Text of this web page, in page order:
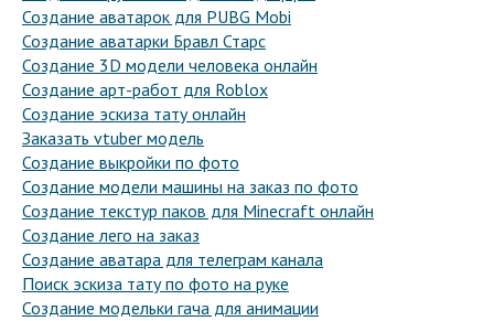
Создание аватарок для PUBG Mobi
Создание аватарки Бравл Старс
Создание 3D модели человека онлайн
Создание арт-работ для Roblox
Создание эскиза тату онлайн
Заказать vtuber модель
Создание выкройки по фото
Создание модели машины на заказ по фото
Создание текстур паков для Minecraft онлайн
Создание лего на заказ
Создание аватара для телеграм канала
Поиск эскиза тату по фото на руке
Создание модельки гача для анимации